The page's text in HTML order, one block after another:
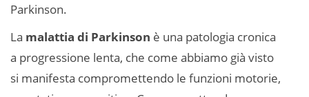
Parkinson.
La malattia di Parkinson è una patologia cronica
a progressione lenta, che come abbiamo già visto
si manifesta compromettendo le funzioni motorie,